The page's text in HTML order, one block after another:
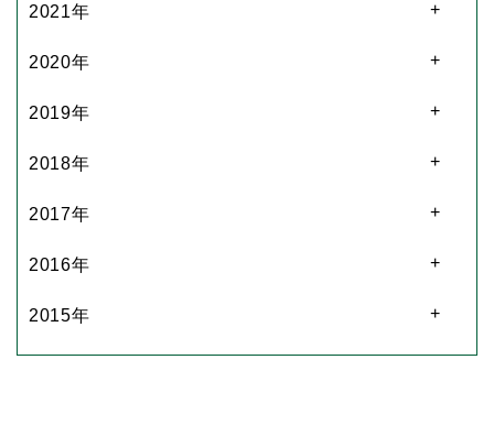
2021年
2020年
2019年
2018年
2017年
2016年
2015年